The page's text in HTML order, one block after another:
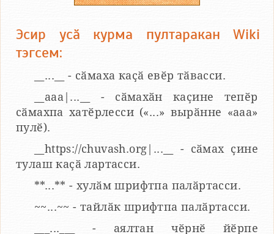
Эсир усӑ курма пултаракан Wiki
тэгсем:
__...__ - сӑмаха каҫӑ евӗр тӑвасси.
__aaa|...__ - сӑмахӑн каҫине тепӗр
сӑмахпа хатӗрлесси («...» вырӑнне «ааа»
пулӗ).
__https://chuvash.org|...__ - сӑмах ҫине
тулаш каҫӑ лартасси.
**...** - хулӑм шрифтпа палӑртасси.
~~...~~ - тайлӑк шрифтпа палӑртасси.
___...___ - аялтан чӗрнӗ йӗрпе